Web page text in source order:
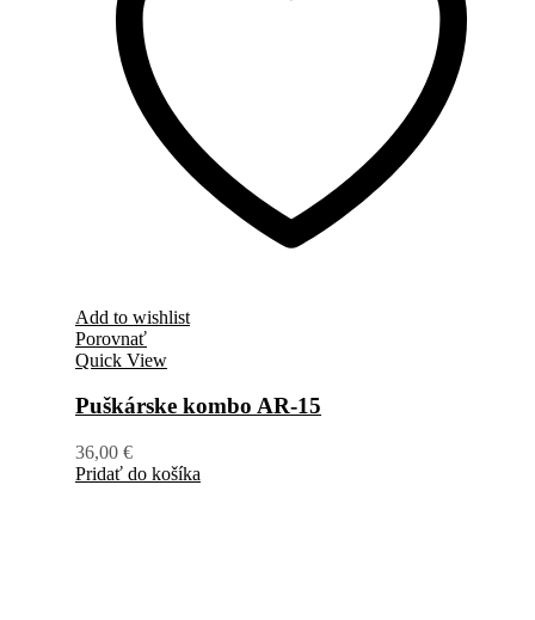
Add to wishlist
Porovnať
Quick View
Puškárske kombo AR-15
36,00 €
Pridať do košíka